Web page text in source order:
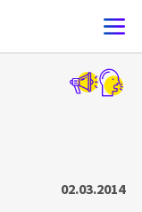
02.03.2014